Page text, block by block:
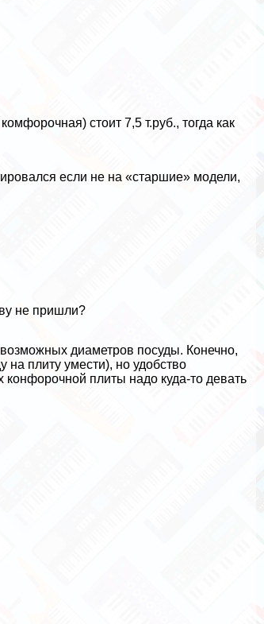
стоит 7,5 т.руб., тогда как
если не на «старшие» модели,
не пришли?
диаметров посуды. Конечно,
плиту умести), но удобство
плиты надо куда-то девать